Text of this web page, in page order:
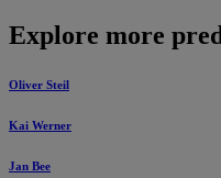
Explore more
Oliver Steil
Kai Werner
Jan Bee